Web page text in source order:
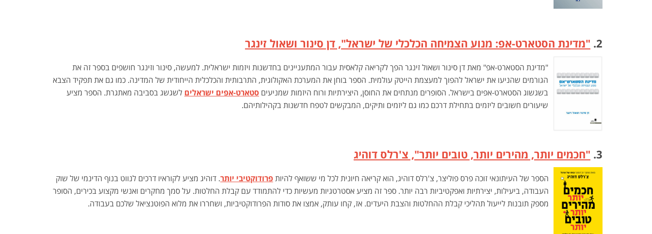
2. "מדינת הסטארט-אפ: מנוע הצמיחה הכלכלי של ישראל", דן סינור ושאול זינגר
"מדינת הסטארט-אפ" מאת דן סינור ושאול זינגר הפך לקריאה קלאסית עבור המתעניינים בחדשנות ויזמות ישראלית. למעשה, סינור וזינגר חושפים בספר זה את
הגורמים שהניעו את ישראל להפוך למעצמת הייטק עולמית. הספר בוחן את המערכת האקולוגית, התרבותית והכלכלית הייחודית של המדינה. כמו גם את תפקיד הצבא
בשגשוג הסטארט-אפים בישראל. הסופרים מנתחים את החוסן, היצירתיות ורוח היזמות שמניעים סטארט-אפים ישראלים לשגשג בסביבה מאתגרת. הספר מציע
שיעורים חשובים ליזמים בתחילת דרכם כמו גם ליזמים ותיקים, המבקשים לטפח חדשנות בקהילותיהם.
3. "חכמים יותר, מהירים יותר, טובים יותר", צ'רלס דוהיג
הספר של העיתונאי זוכה פרס פוליצר, צ'רלס דוהיג, הוא קריאה חיונית לכל מי ששואף להיותפרודוקטיבי יותר. דוהיג מציע לקוראיו דרכים לנווט בנוף הדינמי של שוק
העבודה, ביעילות, יצירתיות ואפקטיביות רבה יותר. ספר זה מציע אסטרטגיות מעשיות כדי להתמודד עם קבלת החלטות. על סמך מחקרים ואנשי מקצוע בכירים, הסופר
מספק תובנות לייעול תהליכי קבלת ההחלטות והצבת היעדים. אז, קחו עותק, אמצו את סודות הפרודוקטיביות, ושחררו את מלוא הפוטנציאל שלכם בעבודה.